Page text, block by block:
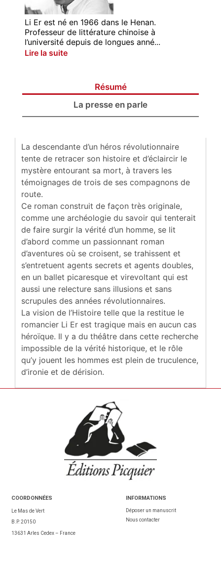
Li Er est né en 1966 dans le Henan.
Professeur de littérature chinoise à
l’université depuis de longues anné...
Lire la suite
Résumé
La presse en parle
La descendante d’un héros révolutionnaire
tente de retracer son histoire et d’éclaircir le
mystère entourant sa mort, à travers les
témoignages de trois de ses compagnons de
route.
Ce roman construit de façon très originale,
comme une archéologie du savoir qui tenterait
de faire surgir la vérité d’un homme, se lit
d’abord comme un passionnant roman
d’aventures où se croisent, se trahissent et
s’entretuent agents secrets et agents doubles,
en un ballet picaresque et virevoltant qui est
aussi une relecture sans illusions et sans
scrupules des années révolutionnaires.
La vision de l’Histoire telle que la restitue le
romancier Li Er est tragique mais en aucun cas
héroïque. Il y a du théâtre dans cette recherche
impossible de la vérité historique, et le rôle
qu’y jouent les hommes est plein de truculence,
d’ironie et de dérision.
COORDONNÉES
Le Mas de Vert
B.P. 20150
13631 Arles Cedex – France
INFORMATIONS
Déposer un manuscrit
Nous contacter